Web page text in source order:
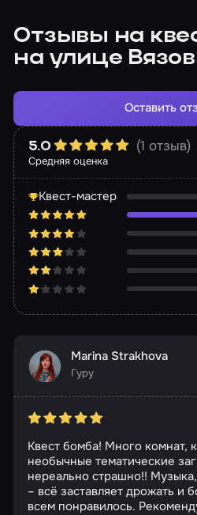
Отзывы на
на улице
Средняя оценка
5.0 (1 отзыв)
Квест-мастер
Оставить
Marina Strakhova
Гуру
Квест бомба! Много комнат,
необычные тематические
нереально страшно!!
– всё заставляет дрожать и
всем понравилось.